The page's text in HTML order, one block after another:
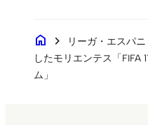
home chevron_right
リーガ・エスパ
したモリエンテス「FIFA
ム」